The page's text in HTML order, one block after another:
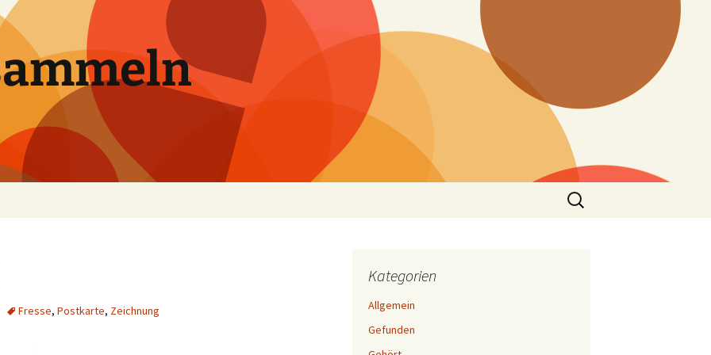
Suchen
nach:
Fresse, Postkarte, Zeichnung
Kategorien
Allgemein
Gefunden